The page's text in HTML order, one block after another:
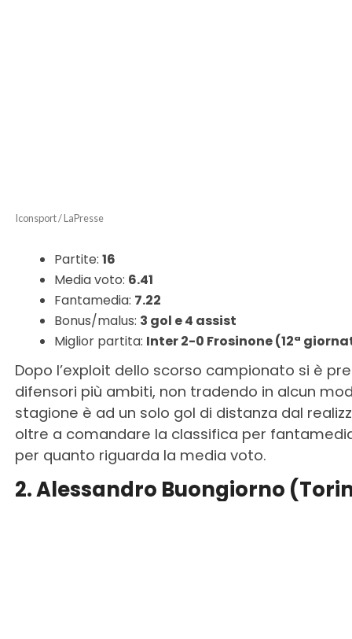
Iconsport / LaPresse
Partite: 16
Media voto: 6.41
Fantamedia: 7.22
Bonus/malus: 3 gol e 4 assist
Miglior partita: Inter 2-0 Frosinone (12ª
Dopo l’exploit dello scorso campionato si è
difensori più ambiti, non tradendo in alcun
stagione è ad un solo gol di distanza dal
oltre a comandare la classifica per
per quanto riguarda la media voto.
2. Alessandro Buongiorno